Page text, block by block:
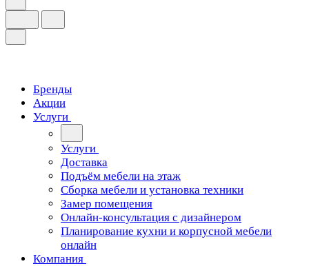
Бренды
Акции
Услуги
Услуги
Доставка
Подъём мебели на этаж
Сборка мебели и установка техники
Замер помещения
Онлайн-консультация с дизайнером
Планирование кухни и корпусной мебели
онлайн
Компания